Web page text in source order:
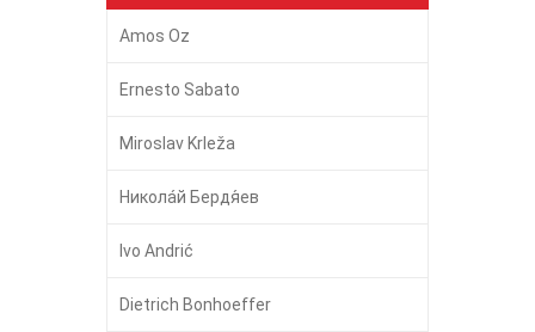
Amos Oz
Ernesto Sabato
Miroslav Krleža
Никола́й Бердя́ев
Ivo Andrić
Dietrich Bonhoeffer